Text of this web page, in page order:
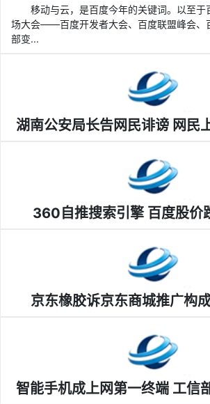
移动与云，是百度今年的关键词。以至于
场大会——百度开发者大会、百度联盟峰会
部变...
湖南公安局长告网民诽谤 网民
360自推搜索引擎 百度股价
京东橡胶诉京东商城推广构
智能手机成上网第一终端 工信